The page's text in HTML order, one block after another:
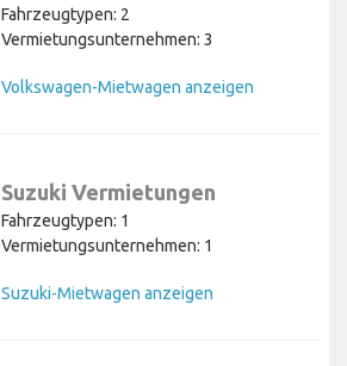
Fahrzeugtypen: 2
Vermietungsunternehmen: 3
Volkswagen-Mietwagen anzeigen
Suzuki Vermietungen
Fahrzeugtypen: 1
Vermietungsunternehmen: 1
Suzuki-Mietwagen anzeigen